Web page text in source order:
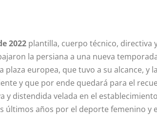
2022 plantilla, cuerpo técnico,
la persiana a una nueva
plaza europea, que tuvo a su alcance, y
y que por ende quedará para el
y distendida velada en el
últimos años por el deporte femenino y